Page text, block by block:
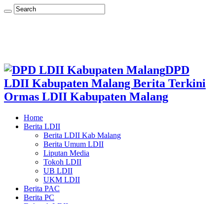
DPD
LDII Kabupaten Malang Berita Terkini
Ormas LDII Kabupaten Malang
Home
Berita LDII
Berita LDII Kab Malang
Berita Umum LDII
Liputan Media
Tokoh LDII
UB LDII
UKM LDII
Berita PAC
Berita PC